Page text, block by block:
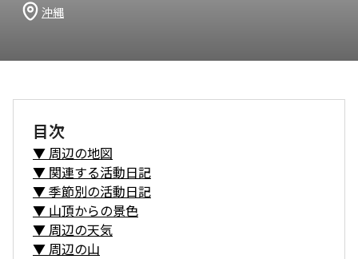
沖縄
目次
▼ 周辺の地図
▼ 関連する活動日記
▼季節別の活動日記
▼ 山頂からの景色
▼ 周辺の天気
▼ 周辺の山